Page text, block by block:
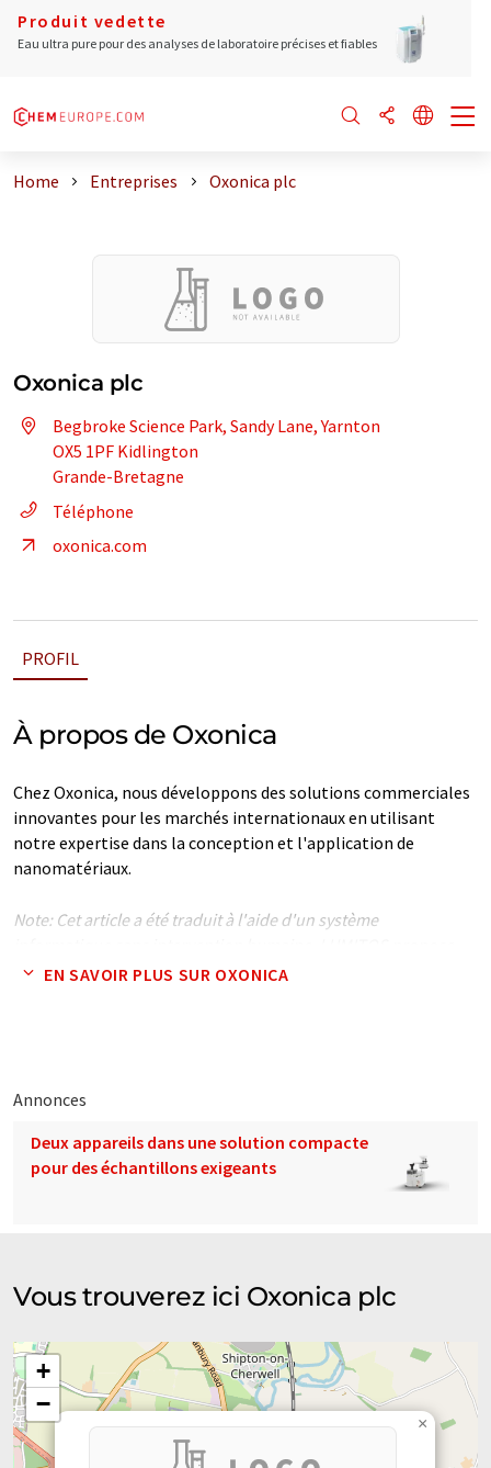
Produit vedette
Eau ultra pure pour des analyses de laboratoire précises et fiables
Home Entreprises Oxonica plc
Oxonica plc
Begbroke Science Park, Sandy Lane, Yarnton
OX5 1PF Kidlington
Grande-Bretagne
Téléphone
oxonica.com
PROFIL
À propos de Oxonica
Chez Oxonica, nous développons des solutions commerciales
innovantes pour les marchés internationaux en utilisant
notre expertise dans la conception et l'application de
nanomatériaux.
Note: Cet article a été traduit à l'aide d'un système
ces traductions automatiques pour présenter un plus large
EN SAVOIR PLUS SUR OXONICA
Annonces
Deux appareils dans une solution compacte
pour des échantillons exigeants
Vous trouverez ici Oxonica plc
×
+
−